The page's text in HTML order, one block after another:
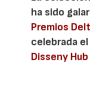
ha sido
Premios
celebrada
Disseny